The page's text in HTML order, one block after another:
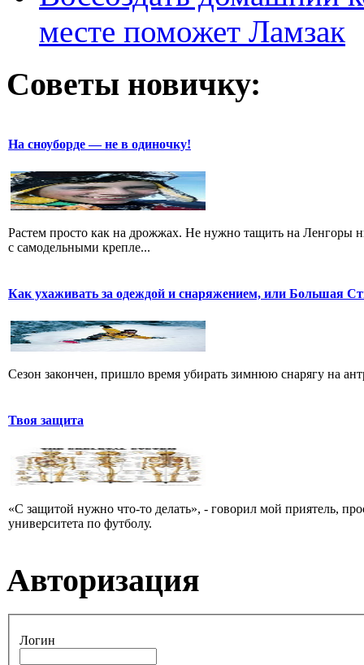
месте поможет Ламзак
Советы новичку:
На сноуборде — не в одиночку!
Растем просто как на дрожжах. Не нужно тащить на Ленгоры
с самодельными крепле...
Как ухаживать за одеждой и снаряжением, или Большая
Сезон закончен, пришло время убирать зимнюю снарягу на
Твоя защита
«С защитой нужно что-то делать», - говорил мой приятель,
университета по футболу.
Авторизация
Логин